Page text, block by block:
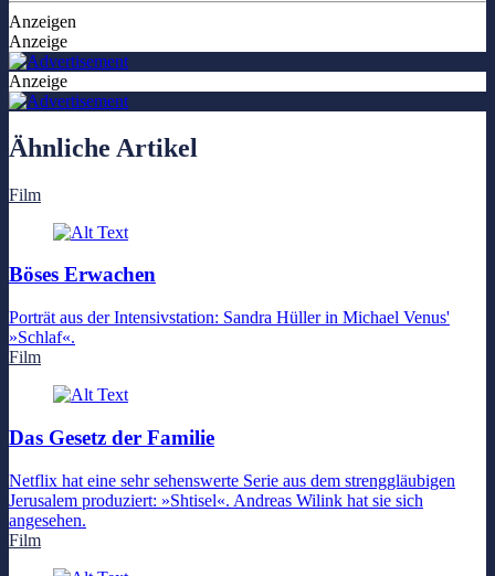
Anzeigen
Anzeige
Anzeige
Ähnliche Artikel
Film
Böses Erwachen
Porträt aus der Intensivstation: Sandra Hüller in Michael Venus'
»Schlaf«.
Film
Das Gesetz der Familie
Netflix hat eine sehr sehenswerte Serie aus dem strenggläubigen
Jerusalem produziert: »Shtisel«. Andreas Wilink hat sie sich
angesehen.
Film